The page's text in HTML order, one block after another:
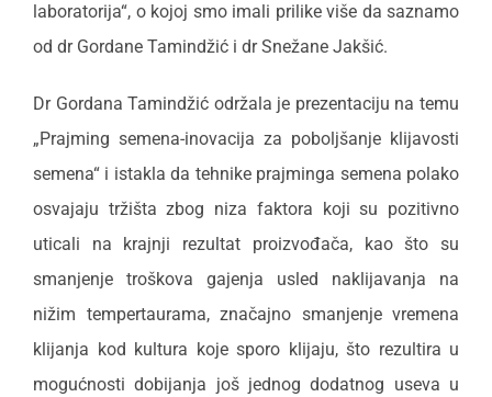
laboratorija“, o kojoj smo imali prilike više da saznamo
od dr Gordane Tamindžić i dr Snežane Jakšić.
Dr Gordana Tamindžić održala je prezentaciju na temu
„Prajming semena-inovacija za poboljšanje klijavosti
semena“ i istakla da tehnike prajminga semena polako
osvajaju tržišta zbog niza faktora koji su pozitivno
uticali na krajnji rezultat proizvođača, kao što su
smanjenje troškova gajenja usled naklijavanja na
nižim tempertaurama, značajno smanjenje vremena
klijanja kod kultura koje sporo klijaju, što rezultira u
mogućnosti dobijanja još jednog dodatnog useva u